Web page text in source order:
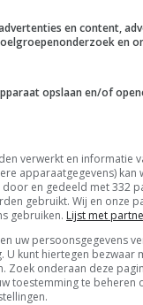
Travel
Iedereen
lekker
snels voor je
en content,
en
opslaan en/of
verwerkt en informatie
apparaatgegevens) kan
en gedeeld met 332
gebruikt. Wij en onze
gebruiken. Lijst met
uw persoonsgegevens
U kunt hiertegen bezwaar
Zoek onderaan deze
toestemming te beheren